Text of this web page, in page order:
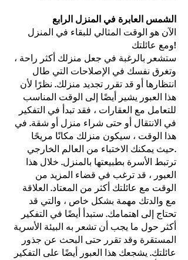
الشمس العابرة في المنزل الرابع
الآن هو الوقت المثالي للبقاء في المنزل
ومع عائلتك!
ستشعر بالرغبة في جعل منزلك أكثر راحة ،
وتغرق نفسك في الإصلاحات التي طال
انتظارها أو قد تقرر تجديد منزلك. نظرًا لأن
هذا العبور يشير أيضًا إلى الوقت المناسب
للتعامل مع العقارات ، فقد تبدأ في التفكير
في الانتقال أو حتى شراء منزل أو شقة. في
هذا الوقت ، سيكون منزلك مكانًا مريحًا
حيث يمكنك الاختباء من العالم الخارجي.
ترتبط الأسرة بطبيعتها بالمنزل. خلال هذا
العبور ، قد ترغب في قضاء المزيد من
الوقت مع عائلتك أكثر من المعتاد. العلاقة
مع والدتك مهمة بشكل خاص ، والتي قد
تحتاج إلى اهتمامك. ستبدأ أيضًا في التفكير
أكثر حول ما يجب أن تشعر به البيئة الأسرية
المستقرة وقد تقرر حتى البحث عن جذور
عائلتك. يشجعك هذا العبور أيضًا على التفكير